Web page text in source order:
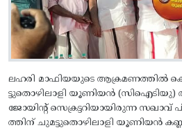
ലഹരി മാഫിയയുടെ ആക്രമണത്തിൽ
ട്ടുതൊഴിലാളി യൂണിയൻ (സിഐടിയു)
ജോയിന്റ് സെക്രട്ടറിയായിരുന്ന സഖാവ്
ത്തിന് ചുമട്ടുതൊഴിലാളി യൂണിയൻ കണ്ണൂർ